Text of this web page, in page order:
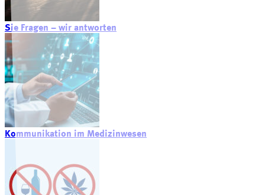
Sie Fragen – wir antworten
Kommunikation im Medizinwesen